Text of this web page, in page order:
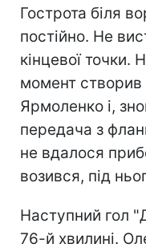
Гострота біля
постійно. Не
кінцевої точки.
момент створив
Ярмоленко і,
передача з
не вдалося
возився, під
Наступний гол
76-й хвилині.